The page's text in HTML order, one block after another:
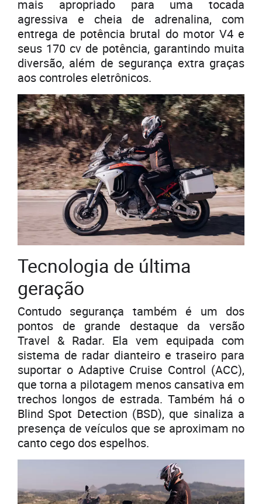
mais apropriado para uma tocada
agressiva e cheia de adrenalina, com
entrega de potência brutal do motor V4 e
seus 170 cv de potência, garantindo muita
diversão, além de segurança extra graças
aos controles eletrônicos.
Tecnologia de última
geração
Contudo segurança também é um dos
pontos de grande destaque da versão
Travel & Radar. Ela vem equipada com
sistema de radar dianteiro e traseiro para
suportar o Adaptive Cruise Control (ACC),
que torna a pilotagem menos cansativa em
trechos longos de estrada. Também há o
Blind Spot Detection (BSD), que sinaliza a
presença de veículos que se aproximam no
canto cego dos espelhos.